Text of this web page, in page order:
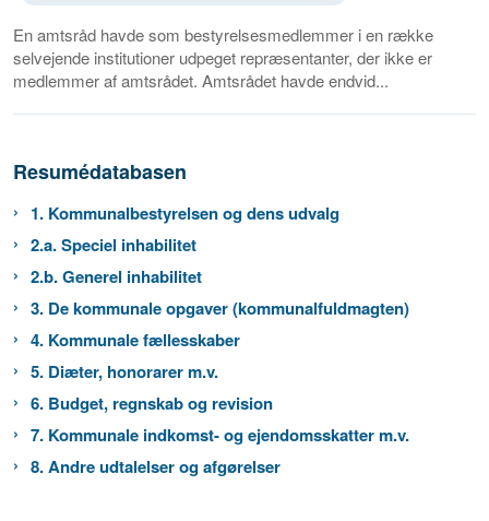
En amtsråd havde som bestyrelsesmedlemmer i en række
selvejende institutioner udpeget repræsentanter, der ikke er
medlemmer af amtsrådet. Amtsrådet havde endvid...
Resumédatabasen
1. Kommunalbestyrelsen og dens udvalg
2.a. Speciel inhabilitet
2.b. Generel inhabilitet
3. De kommunale opgaver (kommunalfuldmagten)
4. Kommunale fællesskaber
5. Diæter, honorarer m.v.
6. Budget, regnskab og revision
7. Kommunale indkomst- og ejendomsskatter m.v.
8. Andre udtalelser og afgørelser